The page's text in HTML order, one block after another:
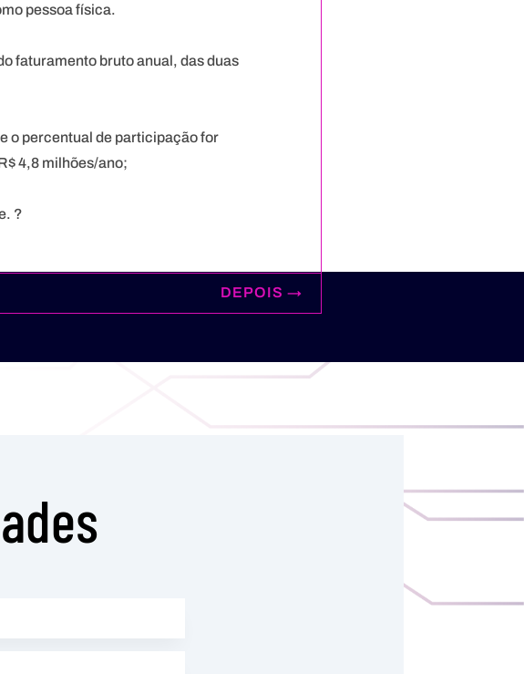
pessoa física.⠀
faturamento bruto anual, das duas
o percentual de participação for
4,8 milhões/ano;⠀
?
DEPOIS →